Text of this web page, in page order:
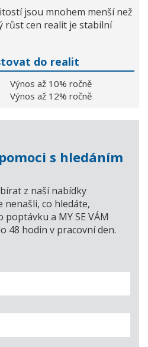
jsou mnohem menší než
růst cen realit je stabilní
do realit
Výnos až 10% ročně
Výnos až 12% ročně
s hledáním
z naší nabídky
co hledáte,
a MY SE VÁM
48 hodin v pracovní den.